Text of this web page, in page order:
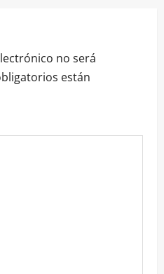
no será
están